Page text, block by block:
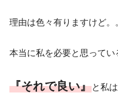
理由は色々有りますけど。
本当に私を必要と思って
『それで良い』と私